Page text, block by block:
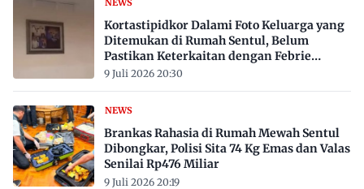
NEWS
Kortastipidkor Dalami Foto Keluarga yang
Ditemukan di Rumah Sentul, Belum
Pastikan Keterkaitan dengan Febrie
Adriansyah
9 Juli 2026 20:30
NEWS
Brankas Rahasia di Rumah Mewah Sentul
Dibongkar, Polisi Sita 74 Kg Emas dan Valas
Senilai Rp476 Miliar
9 Juli 2026 20:19